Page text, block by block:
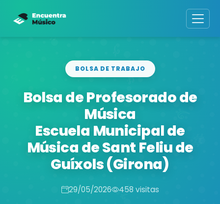
BOLSA DE TRABAJO
Bolsa de Profesorado de
Música
Escuela Municipal de
Música de Sant Feliu de
Guíxols (Girona)
29/05/2026 458 visitas